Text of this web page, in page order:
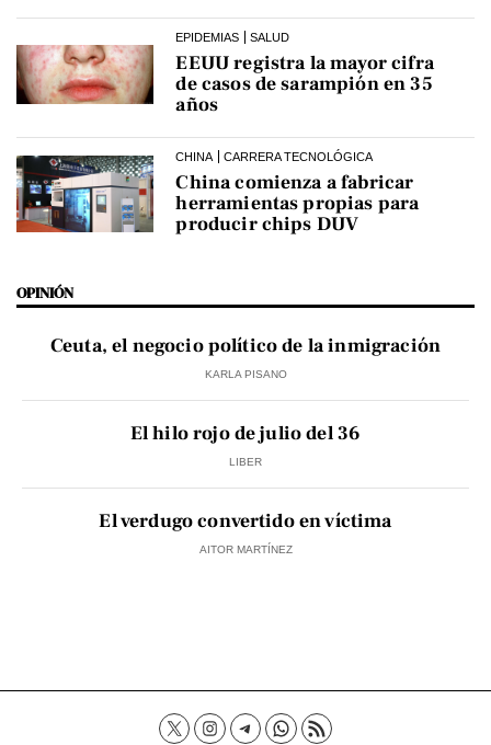
EPIDEMIAS SALUD
EEUU registra la mayor cifra
de casos de sarampión en 35
años
CHINA CARRERA TECNOLÓGICA
China comienza a fabricar
herramientas propias para
producir chips DUV
OPINIÓN
Ceuta, el negocio político de la inmigración
KARLA PISANO
El hilo rojo de julio del 36
LIBER
El verdugo convertido en víctima
AITOR MARTÍNEZ